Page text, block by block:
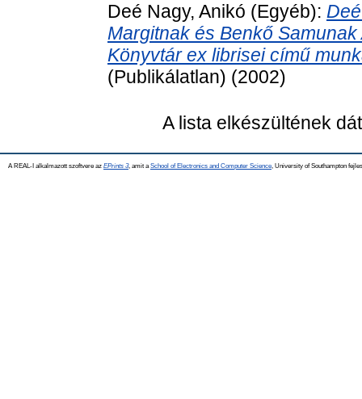
Deé Nagy, Anikó (Egyéb):
Margitnak és Benkő
Könyvtár ex librisei című
(Publikálatlan) (2002)
A lista elkészültének
A REAL-I alkalmazott szoftvere az EPrints 3, amit a School of Electronics and Computer Science , University of Southampton